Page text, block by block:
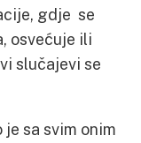
gdje se
osvećuje ili
slučajevi se
sa svim onim